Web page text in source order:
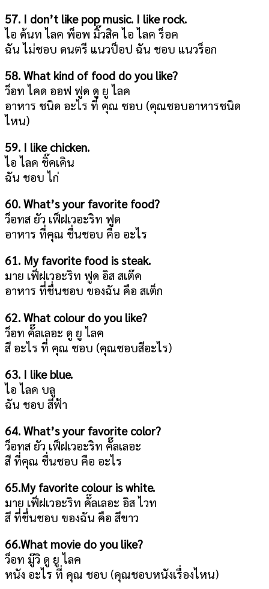
57. I don’t like pop music. I like rock.
ไอ ด้นท ไลค พ็อพ มิ๊วสิค ไอ ไลค ร็อค
ฉัน ไม่ชอบ ดนตรี แนวป็อป ฉัน ชอบ แนวร็อก
58. What kind of food do you like?
ว็อท ไคด ออฟ ฟูด ดู ยู ไลค
อาหาร ชนิด อะไร ที่ คุณ ชอบ (คุณชอบอาหารชนิด
ไหน)
59. I like chicken.
ไอ ไลค ชิ๊คเคิน
ฉัน ชอบ ไก่
60. What’s your favorite food?
ว็อทส ยัว เฟ็ฝเวอะริท ฟูด
อาหาร ที่คุณ ชื่นชอบ คือ อะไร
61. My favorite food is steak.
มาย เฟ็ฝเวอะริท ฟูด อิส สเต๊ค
อาหาร ที่ชื่นชอบ ของฉัน คือ สเต็ก
62. What colour do you like?
ว็อท คั๊ลเลอะ ดู ยู ไลค
สี อะไร ที่ คุณ ชอบ (คุณชอบสีอะไร)
63. I like blue.
ไอ ไลค บลู
ฉัน ชอบ สีฟ้า
64. What’s your favorite color?
ว็อทส ยัว เฟ็ฝเวอะริท คั๊ลเลอะ
สี ที่คุณ ชื่นชอบ คือ อะไร
65.My favorite colour is white.
มาย เฟ็ฝเวอะริท คั๊ลเลอะ อิส ไวท
สี ที่ชื่นชอบ ของฉัน คือ สีขาว
66.What movie do you like?
ว็อท มู๊วิ ดู ยู ไลค
หนัง อะไร ที่ คุณ ชอบ (คุณชอบหนังเรื่องไหน)